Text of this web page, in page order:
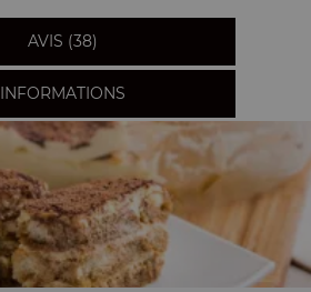
AVIS (38)
INFORMATIONS